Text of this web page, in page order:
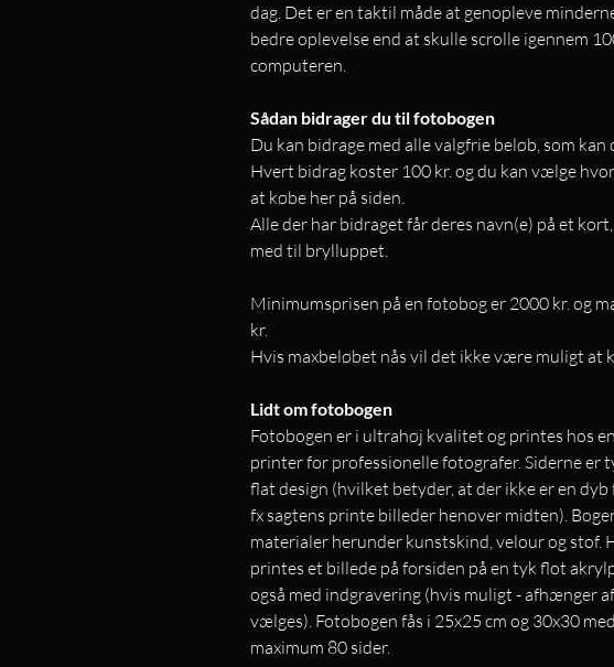
dag. Det er en taktil måde at genopleve
bedre oplevelse end at skulle scrolle igennem
computeren.
Sådan bidrager du til fotobogen
Du kan bidrage med alle valgfrie beløb, som kan
Hvert bidrag koster 100 kr. og du kan vælge
at købe her på siden.
Alle der har bidraget får deres navn(e) på et
med til brylluppet.
Minimumsprisen på en fotobog er 2000 kr. og
kr.
Hvis maxbeløbet nås vil det ikke være muligt at
Lidt om fotobogen
Fotobogen er i ultrahøj kvalitet og printes hos
printer for professionelle fotografer. Siderne er
flat design (hvilket betyder, at der ikke er en dyb
fx sagtens printe billeder henover midten).
materialer herunder kunstskind, velour og stof.
printes et billede på forsiden på en tyk flot
også med indgravering (hvis muligt - afhænger
vælges). Fotobogen fås i 25x25 cm og 30x30
maximum 80 sider.